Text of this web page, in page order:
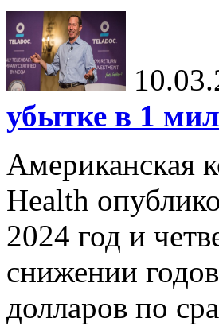
убытке в 1
Американская
Health
2024 год и
снижении
долларов по